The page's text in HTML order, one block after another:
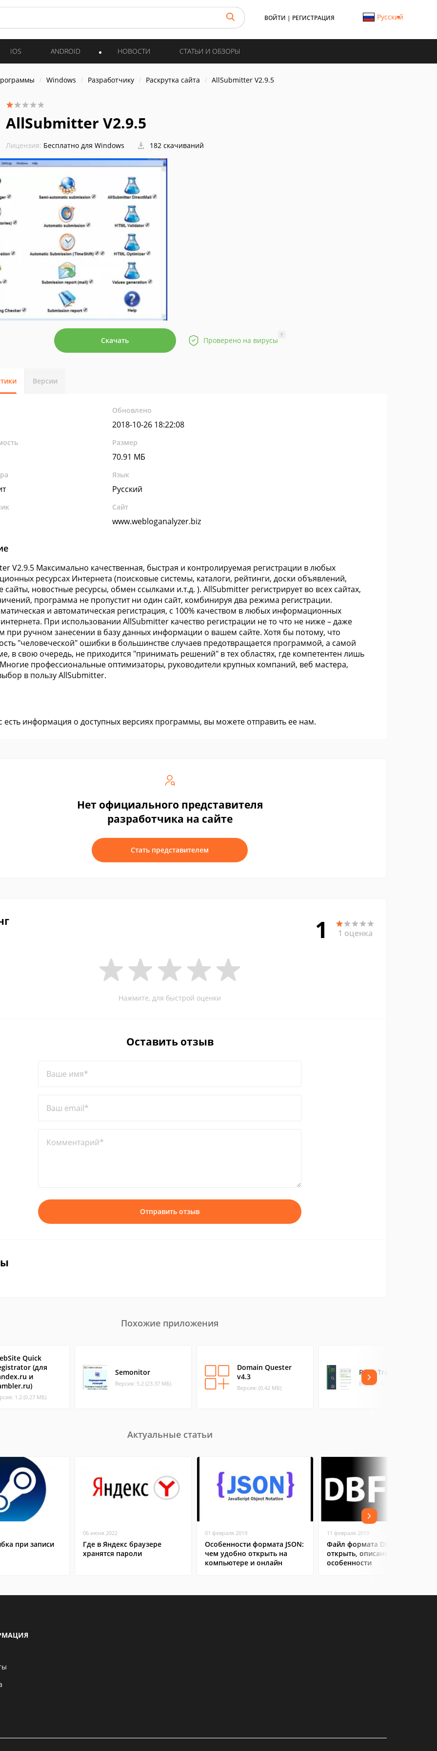
ВОЙТИ | РЕГИСТРАЦИЯ Русский
IOS ANDROID НОВОСТИ СТАТЬИ И ОБЗОРЫ
Windows Разработчику Раскрутка сайта AllSubmitter V2.9.5
AllSubmitter V2.9.5
Лицензия: Бесплатно для Windows 182 скачиваний
Скачать Проверено на вирусы
?
Версии
Обновлено
2018-10-26 18:22:08
Размер
70.91 МБ
Язык
Русский
Сайт
www.webloganalyzer.biz
V2.9.5 Максимально качественная, быстрая и контролируемая регистрации в любых
ресурсах Интернета (поисковые системы, каталоги, рейтинги, доски объявлений,
сайты, новостные ресурсы, обмен ссылками и.т.д. ). AllSubmitter регистрирует во всех сайтах,
программа не пропустит ни один сайт, комбинируя два режима регистрации.
и автоматическая регистрация, с 100% качеством в любых информационных
При использовании AllSubmitter качество регистрации не то что не ниже – даже
при ручном занесении в базу данных информации о вашем сайте. Хотя бы потому, что
"человеческой" ошибки в большинстве случаев предотвращается программой, а самой
в свою очередь, не приходится "принимать решений" в тех областях, где компетентен лишь
профессиональные оптимизаторы, руководители крупных компаний, веб мастера,
в пользу AllSubmitter.
есть информация о доступных версиях программы, вы можете отправить ее нам.
Нет официального представителя
разработчика на сайте
Стать представителем
1 1 оценка
Нажмите, для быстрой оценки
Оставить отзыв
Ваше имя*
Ваш email*
Комментарий*
Отправить отзыв
Похожие приложения
Quick
(для
и
1.2 (0.27 МБ)
Semonitor
Версия: 5.2 (23.37 МБ)
Domain Quester
v4.3
Версия: (0.42 МБ)
Rank Tracker
Версия: 8.27.7 (261.36 МБ)
Актуальные статьи
при записи
06 июня 2022
Где в Яндекс браузере
хранятся пароли
01 февраля 2019
Особенности формата JSON:
чем удобно открыть на
компьютере и онлайн
11 февраля 2019
Файл формата DBF: чем
открыть, описание,
особенности